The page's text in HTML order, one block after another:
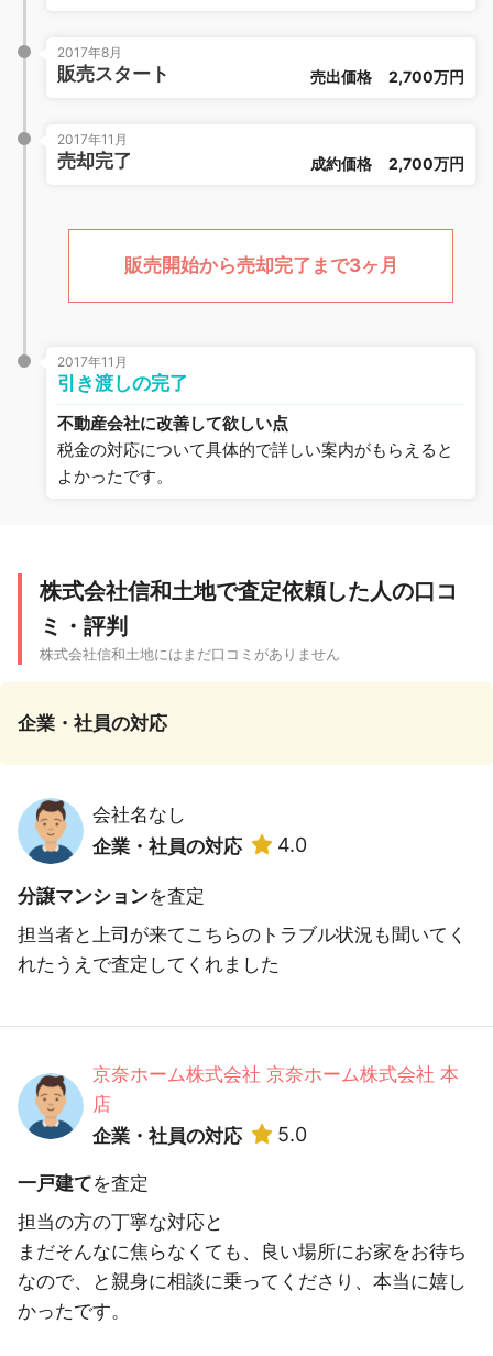
2017年8月
販売スタート 売出価格 2,700万円
2017年11月
売却完了 成約価格 2,700万円
販売開始から売却完了まで3ヶ月
2017年11月
引き渡しの完了
不動産会社に改善して欲しい点
税金の対応について具体的で詳しい案内がもらえると
よかったです。
株式会社信和土地で査定依頼した人の口コ
ミ・評判
株式会社信和土地にはまだ口コミがありません
企業・社員の対応
会社名なし
企業・社員の対応
4.0
分譲マンションを査定
担当者と上司が来てこちらのトラブル状況も聞いてく
れたうえで査定してくれました
京奈ホーム株式会社 京奈ホーム株式会社 本
店
企業・社員の対応
5.0
一戸建てを査定
担当の方の丁寧な対応と
まだそんなに焦らなくても、良い場所にお家をお待ち
なので、と親身に相談に乗ってくださり、本当に嬉し
かったです。